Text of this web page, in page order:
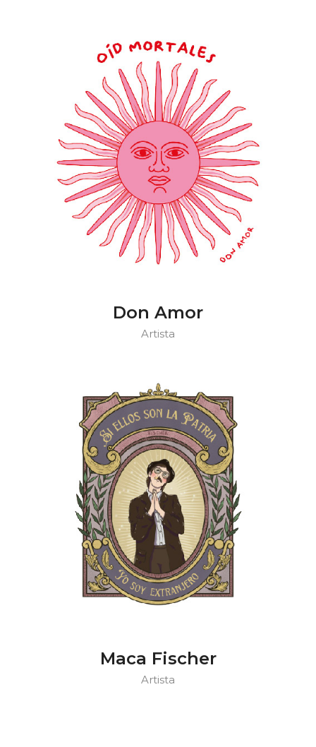
Don Amor
Artista
Maca Fischer
Artista